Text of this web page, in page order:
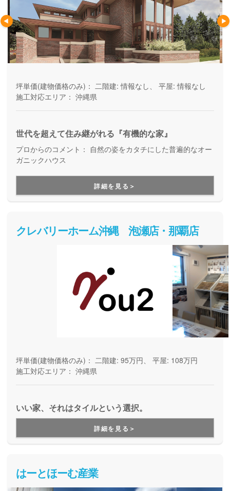
坪単価(建物価格のみ)： 二階建: 情報なし、 平屋: 情報なし
施工対応エリア： 沖縄県
世代を超えて住み継がれる『有機的な家』
プロからのコメント： 自然の姿をカタチにした普遍的なオー
ガニックハウス
詳細を見る＞
クレバリーホーム沖縄 泡瀬店・那覇店
坪単価(建物価格のみ)： 二階建: 95万円、 平屋: 108万円
施工対応エリア： 沖縄県
いい家、それはタイルという選択。
詳細を見る＞
はーとほーむ産業